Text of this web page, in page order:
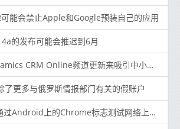
能会禁止Apple和Google预装自己的应用
的发布可能会推迟到6月
CRM Online频道更新来吸引中小型企业
了更多与俄罗斯情报部门有关的假账户
上的Chrome标志测试网络上的搜索的暗模式